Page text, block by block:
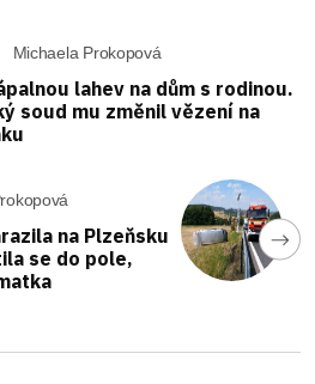
Michaela Prokopová
lahev na dům s rodinou.
soud mu změnil vězení na
na Plzeňsku
se do pole,